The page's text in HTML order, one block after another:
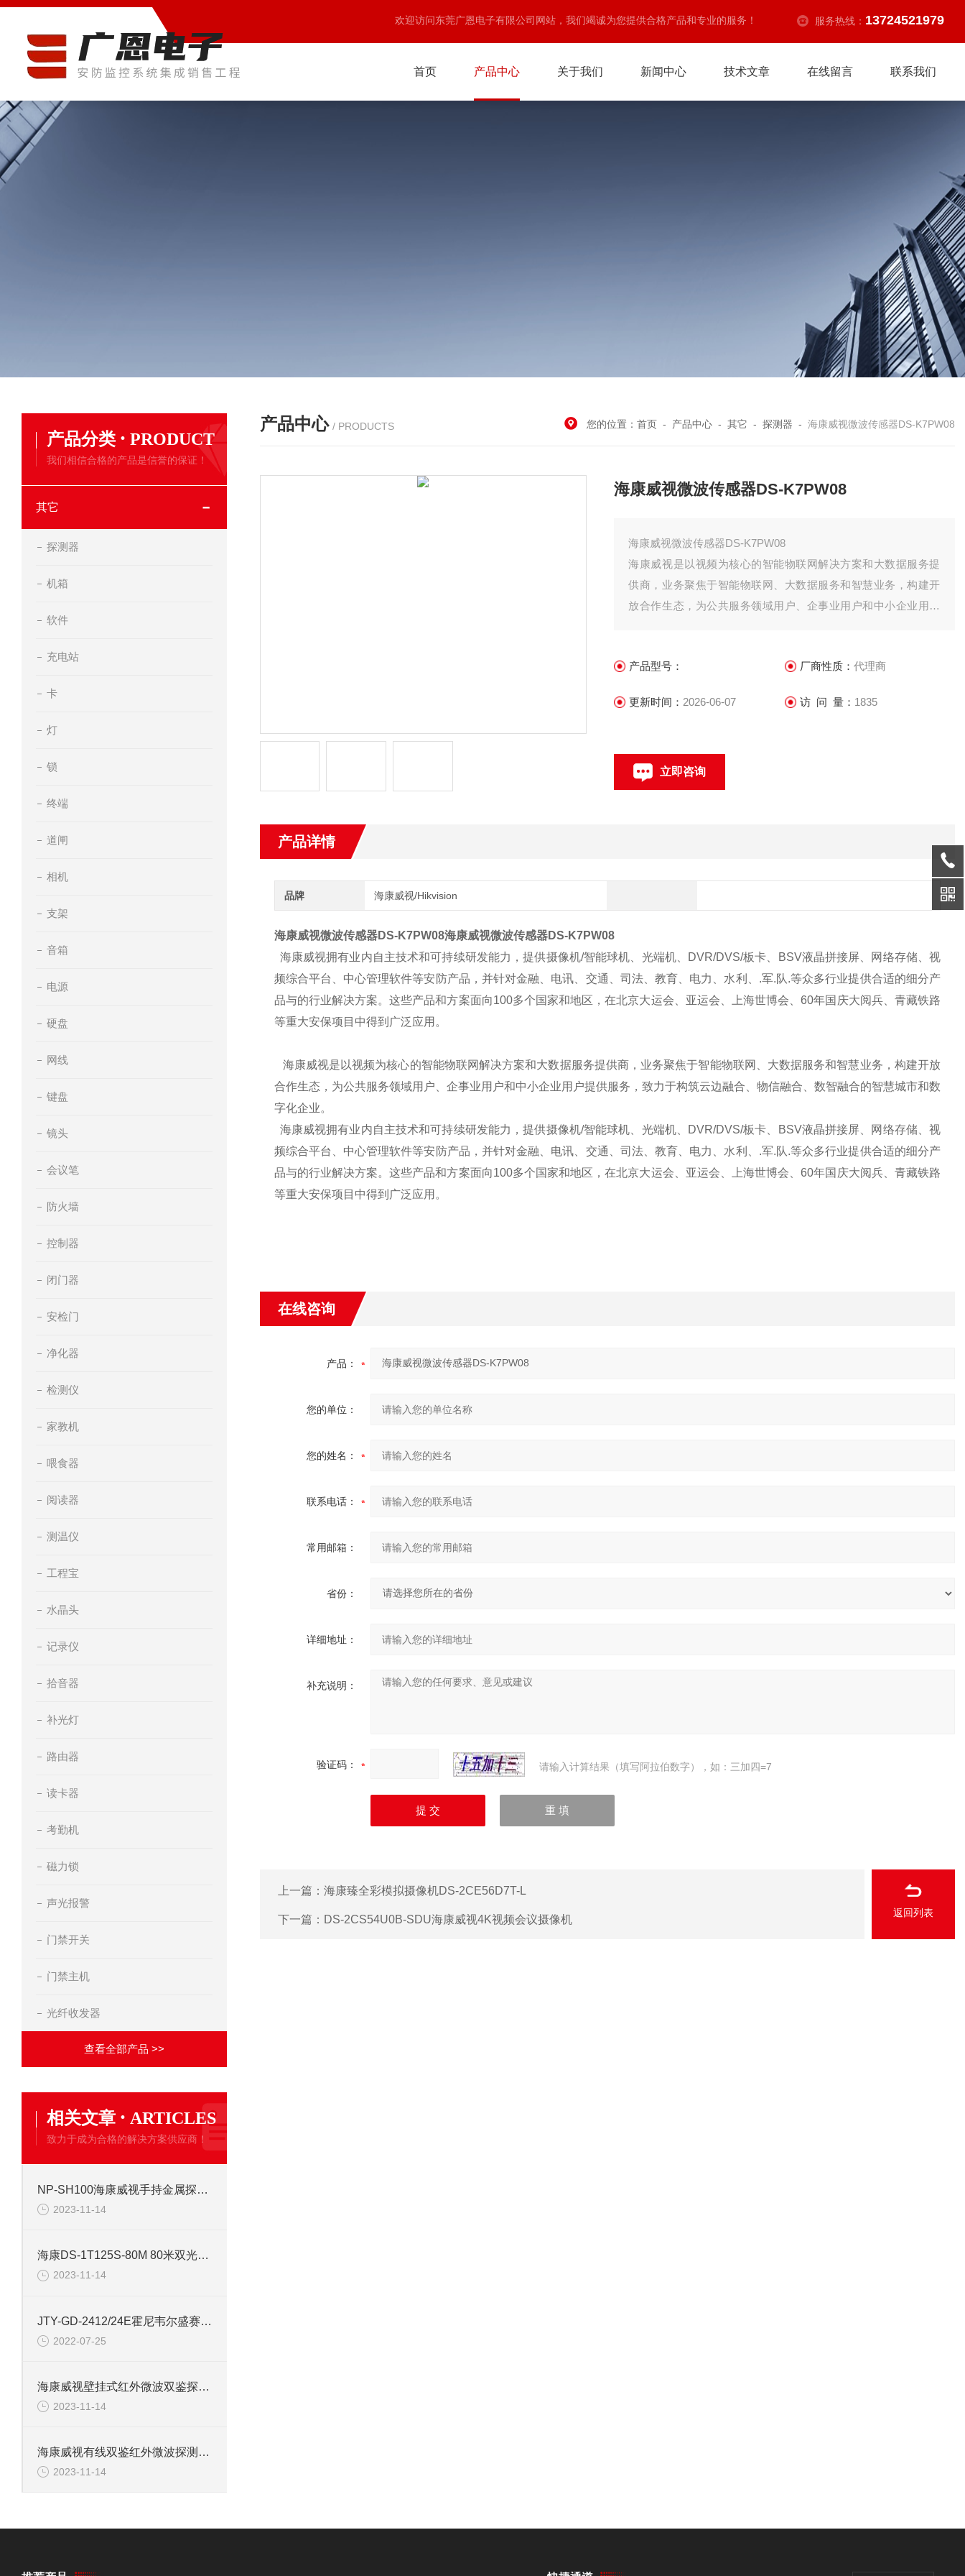
欢迎访问东莞广恩电子有限公司网站，我们竭诚为您提供合格产品和专业的服务！ 服务热线： 13724521979
首页 产品中心 关于我们 新闻中心 技术文章 在线留言 联系我们
产品分类 · PRODUCT
我们相信合格的产品是信誉的保证！
其它
探测器
机箱
软件
充电站
卡
灯
锁
终端
道闸
相机
支架
音箱
电源
硬盘
网线
键盘
镜头
会议笔
防火墙
控制器
闭门器
安检门
净化器
检测仪
家教机
喂食器
阅读器
测温仪
工程宝
水晶头
记录仪
拾音器
补光灯
路由器
读卡器
考勤机
磁力锁
声光报警
门禁开关
门禁主机
光纤收发器
查看全部产品 >>
相关文章 · ARTICLES
致力于成为合格的解决方案供应商！
NP-SH100海康威视手持金属探测器
2023-11-14
海康DS-1T125S-80M 80米双光红外探测器
2023-11-14
JTY-GD-2412/24E霍尼韦尔盛赛尔电式烟感报警探测器
2022-07-25
海康威视壁挂式红外微波双鉴探测器DS-PDD12-EG2
2023-11-14
海康威视有线双鉴红外微波探测器KX15DT-B
2023-11-14
产品中心 / PRODUCTS 您的位置： 首页 - 产品中心 - 其它 - 探测器 - 海康威视微波传感器DS-K7PW08
海康威视微波传感器DS-K7PW08
海康威视微波传感器DS-K7PW08
海康威视是以视频为核心的智能物联网解决方案和大数据服务提
供商，业务聚焦于智能物联网、大数据服务和智慧业务，构建开
放合作生态，为公共服务领域用户、企事业用户和中小企业用户
产品型号：
厂商性质： 代理商
更新时间： 2026-06-07 访 问 量： 1835
立即咨询
产品详情
品牌 海康威视/Hikvision
海康威视微波传感器DS-K7PW08海康威视微波传感器DS-K7PW08
海康威视拥有业内自主技术和可持续研发能力，提供摄像机/智能球机、光端机、DVR/DVS/板卡、BSV液晶拼接屏、网络存储、视
频综合平台、中心管理软件等安防产品，并针对金融、电讯、交通、司法、教育、电力、水利、.军.队.等众多行业提供合适的细分产
品与的行业解决方案。这些产品和方案面向100多个国家和地区，在北京大运会、亚运会、上海世博会、60年国庆大阅兵、青藏铁路
等重大安保项目中得到广泛应用。
海康威视是以视频为核心的智能物联网解决方案和大数据服务提供商，业务聚焦于智能物联网、大数据服务和智慧业务，构建开放
合作生态，为公共服务领域用户、企事业用户和中小企业用户提供服务，致力于构筑云边融合、物信融合、数智融合的智慧城市和数
字化企业。
海康威视拥有业内自主技术和可持续研发能力，提供摄像机/智能球机、光端机、DVR/DVS/板卡、BSV液晶拼接屏、网络存储、视
频综合平台、中心管理软件等安防产品，并针对金融、电讯、交通、司法、教育、电力、水利、.军.队.等众多行业提供合适的细分产
品与的行业解决方案。这些产品和方案面向100多个国家和地区，在北京大运会、亚运会、上海世博会、60年国庆大阅兵、青藏铁路
等重大安保项目中得到广泛应用。
在线咨询
产品：
您的单位：
您的姓名：
联系电话：
常用邮箱：
省份：
详细地址：
补充说明：
验证码： 请输入计算结果（填写阿拉伯数字），如：三加四=7
上一篇： 海康臻全彩模拟摄像机DS-2CE56D7T-L
下一篇： DS-2CS54U0B-SDU海康威视4K视频会议摄像机
返回列表